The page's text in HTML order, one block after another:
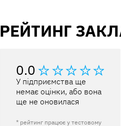
РЕЙТИНГ
0.0
У підприємства ще
немає оцінки, або вона
ще не оновилася
* рейтинг працює у тестовому